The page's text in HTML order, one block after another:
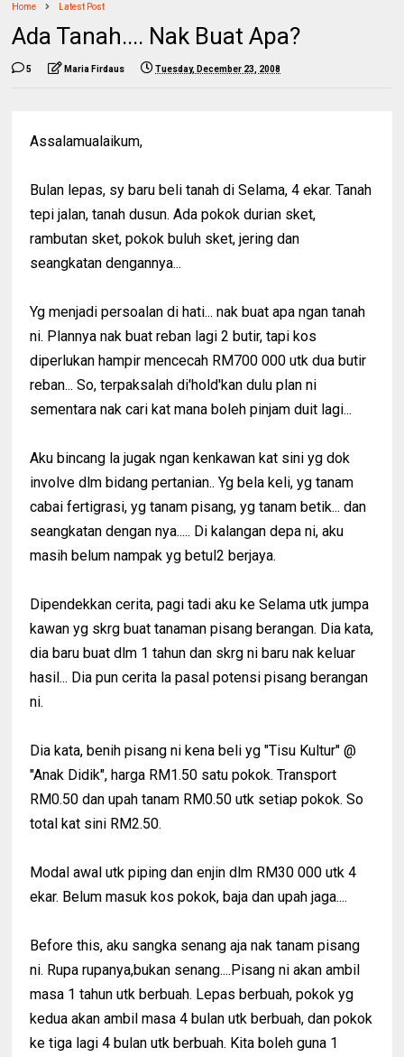
Home Latest Post
Ada Tanah.... Nak Buat Apa?
5 Maria Firdaus Tuesday, December 23, 2008
Assalamualaikum,
Bulan lepas, sy baru beli tanah di Selama, 4 ekar. Tanah
tepi jalan, tanah dusun. Ada pokok durian sket,
rambutan sket, pokok buluh sket, jering dan
seangkatan dengannya...
Yg menjadi persoalan di hati... nak buat apa ngan tanah
ni. Plannya nak buat reban lagi 2 butir, tapi kos
diperlukan hampir mencecah RM700 000 utk dua butir
reban... So, terpaksalah di'hold'kan dulu plan ni
sementara nak cari kat mana boleh pinjam duit lagi...
Aku bincang la jugak ngan kenkawan kat sini yg dok
involve dlm bidang pertanian.. Yg bela keli, yg tanam
cabai fertigrasi, yg tanam pisang, yg tanam betik... dan
seangkatan dengan nya..... Di kalangan depa ni, aku
masih belum nampak yg betul2 berjaya.
Dipendekkan cerita, pagi tadi aku ke Selama utk jumpa
kawan yg skrg buat tanaman pisang berangan. Dia kata,
dia baru buat dlm 1 tahun dan skrg ni baru nak keluar
hasil... Dia pun cerita la pasal potensi pisang berangan
ni.
Dia kata, benih pisang ni kena beli yg "Tisu Kultur" @
"Anak Didik", harga RM1.50 satu pokok. Transport
RM0.50 dan upah tanam RM0.50 utk setiap pokok. So
total kat sini RM2.50.
Modal awal utk piping dan enjin dlm RM30 000 utk 4
ekar. Belum masuk kos pokok, baja dan upah jaga....
Before this, aku sangka senang aja nak tanam pisang
ni. Rupa rupanya,bukan senang....Pisang ni akan ambil
masa 1 tahun utk berbuah. Lepas berbuah, pokok yg
kedua akan ambil masa 4 bulan utk berbuah, dan pokok
ke tiga lagi 4 bulan utk berbuah. Kita boleh guna 1